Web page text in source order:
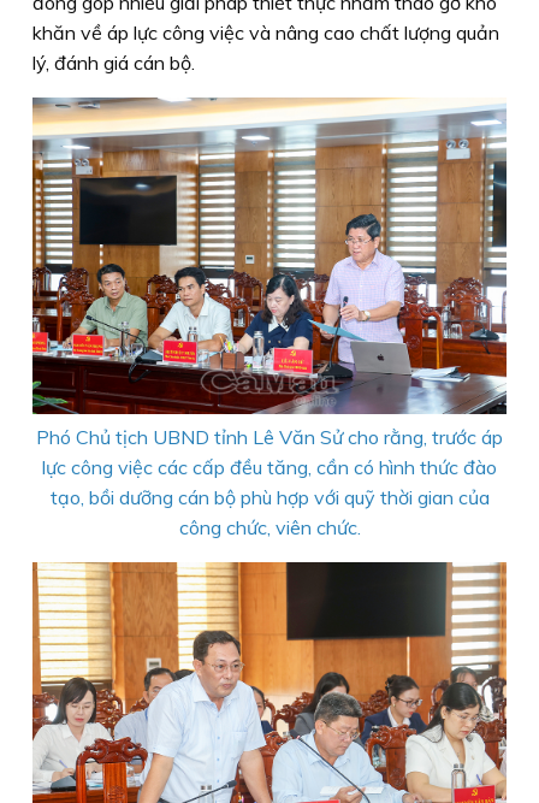
khăn về áp lực công việc và nâng cao chất lượng quản
lý, đánh giá cán bộ.
Phó Chủ tịch UBND tỉnh Lê Văn Sử cho rằng, trước áp
lực công việc các cấp đều tăng, cần có hình thức đào
tạo, bồi dưỡng cán bộ phù hợp với quỹ thời gian của
công chức, viên chức.